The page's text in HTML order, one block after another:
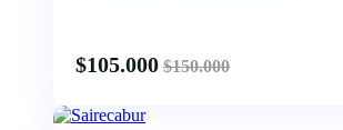
$105.000 $150.000